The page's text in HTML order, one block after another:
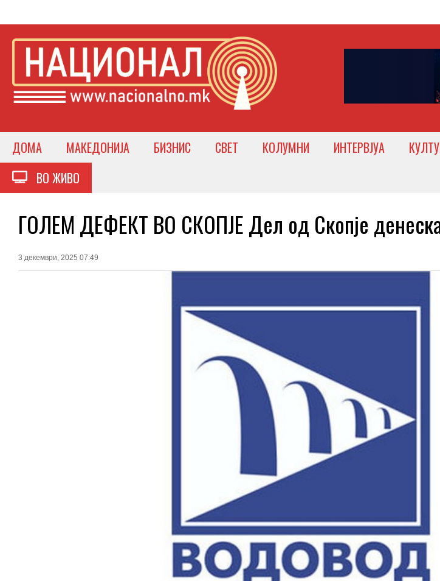
ДОМА МАКЕДОНИЈА БИЗНИС СВЕТ КОЛУМНИ ИНТЕРВЈУА
ВО ЖИВО
ГОЛЕМ ДЕФЕКТ ВО СКОПЈЕ Дел од Скопје
3 декември, 2025 07:49